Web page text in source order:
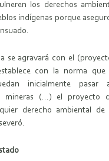
los derechos
indígenas porque
se agravará con el
con la norma que
inicialmente
mineras (…) el proyecto
derecho ambiental